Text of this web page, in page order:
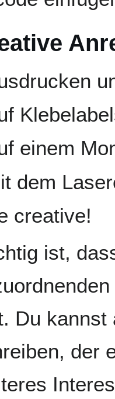
einem
dem
creative!
ist,
Du kannst
der